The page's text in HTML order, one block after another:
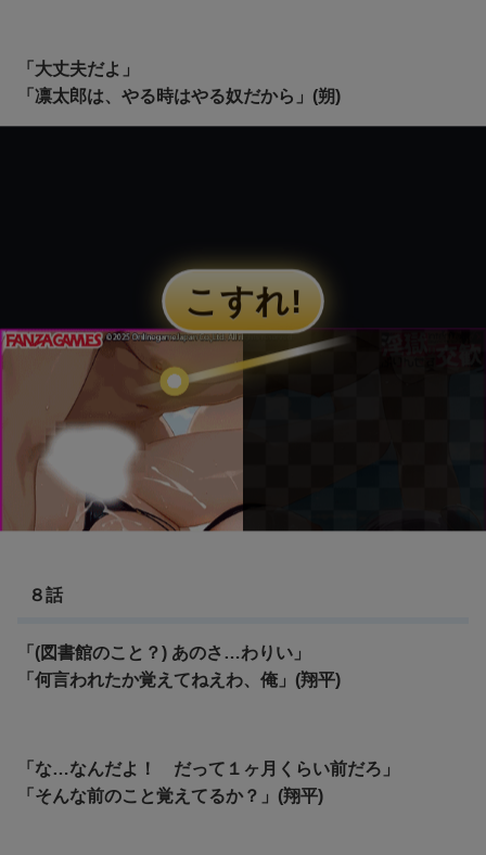
「大丈夫だよ」
「凛太郎は、やる時はやる奴だから」(朔)
８話
「(図書館のこと？) あのさ…わりい」
「何言われたか覚えてねえわ、俺」(翔平)
「な…なんだよ！ だって１ヶ月くらい前だろ」
「そんな前のこと覚えてるか？」(翔平)